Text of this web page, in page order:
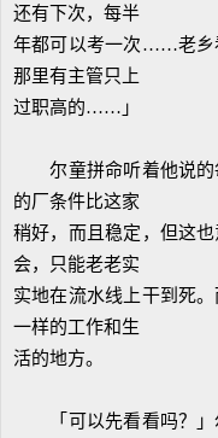
还有下次，每半
年都可以考一次……老乡
那里有主管只上
过职高的……」
尔童拼命听着他说的
的厂条件比这家
稍好，而且稳定，但这
会，只能老老实
实地在流水线上干到死
一样的工作和生
活的地方。
「可以先看看吗？」